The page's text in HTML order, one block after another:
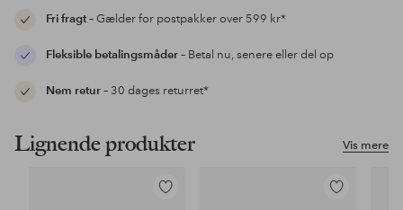
Fri fragt– Gælder for postpakker over 599 kr*
Fleksible betalingsmåder– Betal nu, senere eller del op
Nem retur– 30 dages returret*
Vis mere
Lignende produkter
Tilføj
Tilføj